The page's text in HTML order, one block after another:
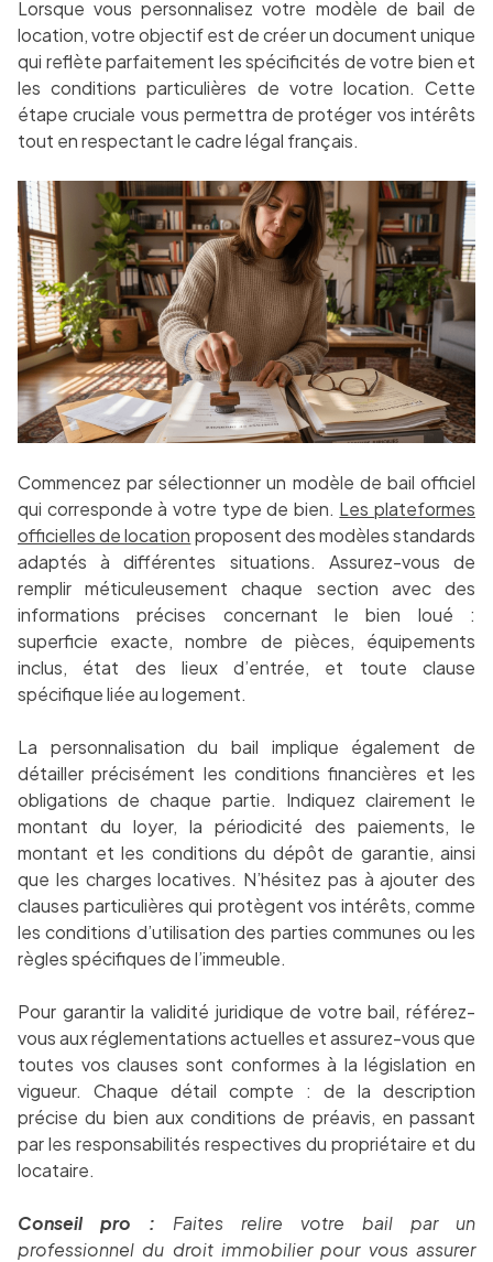
Lorsque vous personnalisez votre modèle de bail de
location, votre objectif est de créer un document unique
qui reflète parfaitement les spécificités de votre bien et
les conditions particulières de votre location. Cette
étape cruciale vous permettra de protéger vos intérêts
tout en respectant le cadre légal français.
Commencez par sélectionner un modèle de bail officiel
qui corresponde à votre type de bien. Les plateformes
officielles de location proposent des modèles standards
adaptés à différentes situations. Assurez-vous de
remplir méticuleusement chaque section avec des
informations précises concernant le bien loué :
superficie exacte, nombre de pièces, équipements
inclus, état des lieux d’entrée, et toute clause
spécifique liée au logement.
La personnalisation du bail implique également de
détailler précisément les conditions financières et les
obligations de chaque partie. Indiquez clairement le
montant du loyer, la périodicité des paiements, le
montant et les conditions du dépôt de garantie, ainsi
que les charges locatives. N’hésitez pas à ajouter des
clauses particulières qui protègent vos intérêts, comme
les conditions d’utilisation des parties communes ou les
règles spécifiques de l’immeuble.
Pour garantir la validité juridique de votre bail, référez-
vous aux réglementations actuelles et assurez-vous que
toutes vos clauses sont conformes à la législation en
vigueur. Chaque détail compte : de la description
précise du bien aux conditions de préavis, en passant
par les responsabilités respectives du propriétaire et du
locataire.
Conseil pro :
Faites relire votre bail par un
professionnel du droit immobilier pour vous assurer